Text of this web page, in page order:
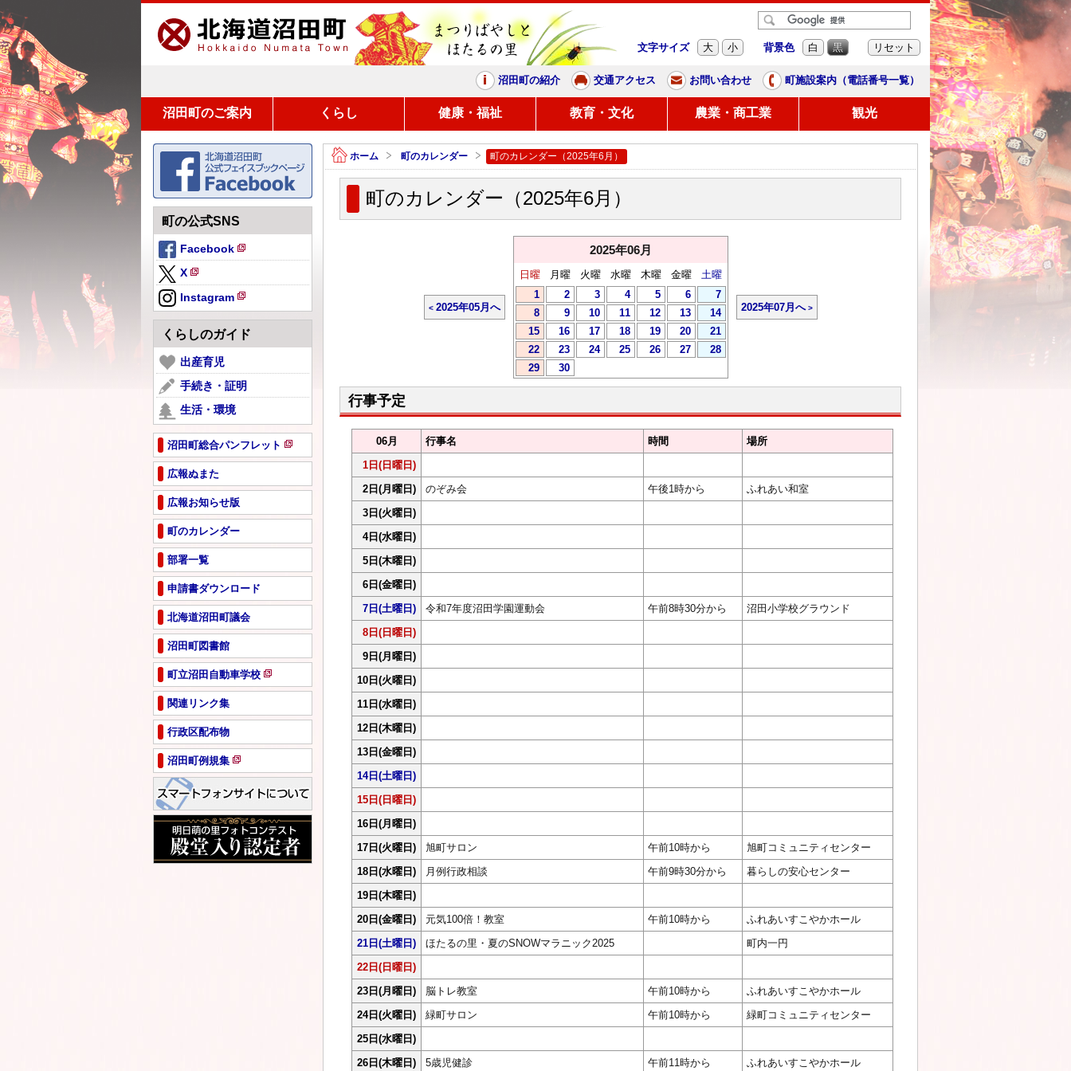
まつりばやしと、ほたるの里
文字サイズ 大 小 背景色 白 黒 リセット
沼田町の紹介 交通アクセス お問い合わせ 町施設案内（電話番号一覧）
沼田町のご案内 くらし 健康・福祉 教育・文化 農業・商工業 観光
ホーム 町のカレンダー 町のカレンダー（2025年6月）
町のカレンダー（2025年6月）
2025年05月へ
2025年06月
日曜 月曜 火曜 水曜 木曜 金曜
土曜
1
2 3 4 5 6
7
8
9 10 11 12 13
14
15
16 17 18 19 20
21
22
23 24 25 26 27
28
29
30
2025年07月へ
行事予定
06月 行事名 時間
場所
1日 (日曜日)
2日 (月曜日) のぞみ会 午後1時から
ふれあい和室
3日 (火曜日)
4日 (水曜日)
5日 (木曜日)
6日 (金曜日)
7日 (土曜日) 令和7年度沼田学園運動会 午前8時30分から
沼田小学校グラウンド
8日 (日曜日)
9日 (月曜日)
10日 (火曜日)
11日 (水曜日)
12日 (木曜日)
13日 (金曜日)
14日 (土曜日)
15日 (日曜日)
16日 (月曜日)
17日 (火曜日) 旭町サロン 午前10時から
旭町コミュニティセンター
18日 (水曜日) 月例行政相談 午前9時30分から
暮らしの安心センター
19日 (木曜日)
20日 (金曜日) 元気100倍！教室 午前10時から
ふれあいすこやかホール
21日 (土曜日) ほたるの里・夏のSNOWマラニック2025
町内一円
22日 (日曜日)
23日 (月曜日) 脳トレ教室 午前10時から
ふれあいすこやかホール
24日 (火曜日) 緑町サロン 午前10時から
緑町コミュニティセンター
25日 (水曜日)
26日 (木曜日) 5歳児健診 午前11時から ふれあいすこやかホール
町の公式SNS
Facebook
新
ペ
ー
ジ
で
き
ま
X
新
規
ペ
ー
ジ
で
開
き
す
Instagram
新
規
ペ
ジ
で
き
ま
す
くらしのガイド
出産育児
手続き・証明
生活・環境
沼田町総合パンフレット
新
ペ
ジ
開
ま
広報ぬまた
広報お知らせ版
町のカレンダー
部署一覧
申請書ダウンロード
北海道沼田町議会
沼田町図書館
町立沼田自動車学校
新
ペ
ジ
開
き
ま
す
関連リンク集
行政区配布物
沼田町例規集
新
規
ー
ジ
で
開